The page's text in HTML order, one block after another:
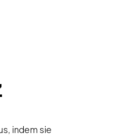
indem sie